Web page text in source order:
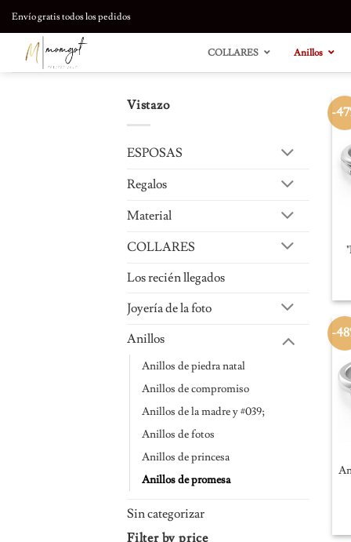
saltar
contenido
Envío gratis todos los pedidos
COLLARES Anillos
Vistazo
ESPOSAS
Regalos
Material
COLLARES
Los recién llegados
Joyería de la foto
Anillos
Anillos de piedra natal
Anillos de compromiso
Anillos de la madre y #039;
Anillos de fotos
Anillos de princesa
Anillos de promesa
Sin categorizar
Filter by price
-
-